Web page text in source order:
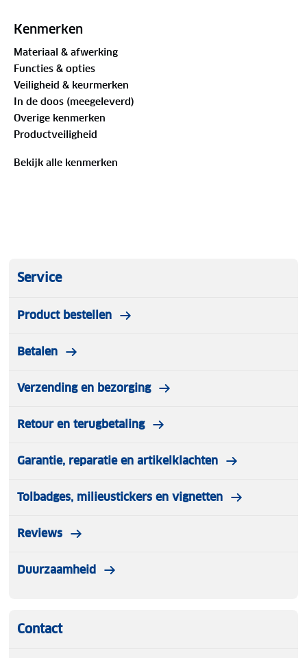
intensieve inspanning. De bril heeft verstelbare
een perfecte pasvorm. Bij de Ventro krijg je twee
extra lenzen: een transparante lens voor donker of
slecht weer en een gele lens voor bewolkt weer.
Deze lenzen verbeteren het contrast en beschermen
tegen vuil, wind en water.
Kenmerken
Materiaal & afwerking
Functies & opties
Veiligheid & keurmerken
In de doos (meegeleverd)
Overige kenmerken
Productveiligheid
Bekijk alle kenmerken
Service
Product bestellen
Betalen
Verzending en bezorging
Retour en terugbetaling
Garantie, reparatie en artikelklachten
Tolbadges, milieustickers en vignetten
Reviews
Duurzaamheid
Contact